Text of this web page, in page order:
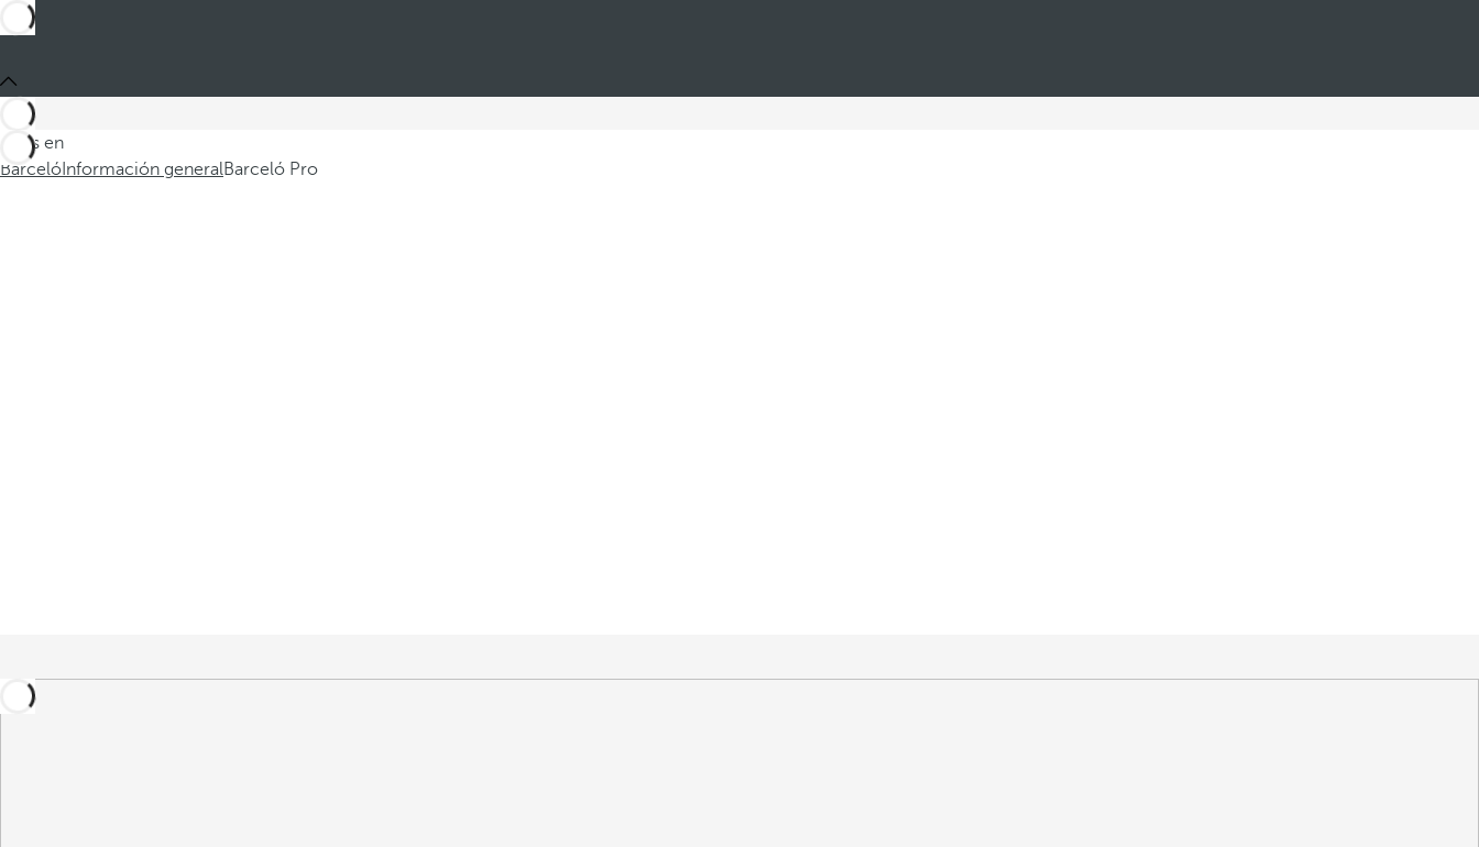
Estás en
Barceló Información generalBarceló Pro